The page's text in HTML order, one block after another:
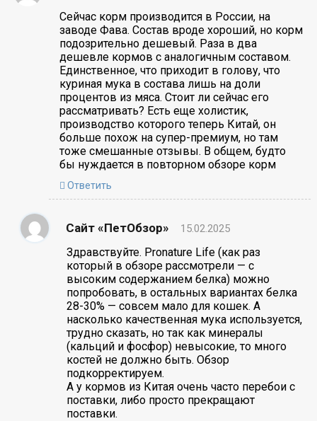
Сейчас корм производится в России, на
заводе Фава. Состав вроде хороший, но корм
подозрительно дешевый. Раза в два
дешевле кормов с аналогичным составом.
Единственное, что приходит в голову, что
куриная мука в состава лишь на доли
процентов из мяса. Стоит ли сейчас его
рассматривать? Есть еще холистик,
производство которого теперь Китай, он
больше похож на супер-премиум, но там
тоже смешанные отзывы. В общем, будто
бы нуждается в повторном обзоре корм
Ответить
Сайт «ПетОбзор» 15.02.2025
Здравствуйте. Pronature Life (как раз
который в обзоре рассмотрели — с
высоким содержанием белка) можно
попробовать, в остальных вариантах белка
28-30% — совсем мало для кошек. А
насколько качественная мука используется,
трудно сказать, но так как минералы
(кальций и фосфор) невысокие, то много
костей не должно быть. Обзор
подкорректируем.
А у кормов из Китая очень часто перебои с
поставки, либо просто прекращают
поставки.